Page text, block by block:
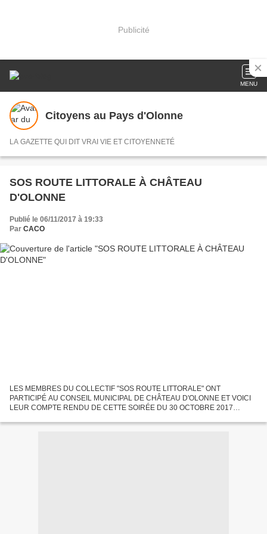
Publicité
MENU
Citoyens au Pays d'Olonne
LA GAZETTE QUI DIT VRAI VIE ET CITOYENNETÉ
SOS ROUTE LITTORALE À CHÂTEAU
D'OLONNE
Publié le 06/11/2017 à 19:33
Par CACO
LES MEMBRES DU COLLECTIF "SOS ROUTE LITTORALE" ONT
PARTICIPÉ AU CONSEIL MUNICIPAL DE CHÂTEAU D'OLONNE ET VOICI
LEUR COMPTE RENDU DE CETTE SOIRÉE DU 30 OCTOBRE 2017
ceux et celles qui, malgré...